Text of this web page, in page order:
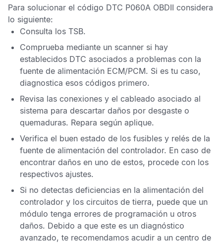
Para solucionar el código DTC P060A OBDII considera
lo siguiente:
Consulta los TSB.
Comprueba mediante un scanner si hay
establecidos DTC asociados a problemas con la
fuente de alimentación ECM/PCM. Si es tu caso,
diagnostica esos códigos primero.
Revisa las conexiones y el cableado asociado al
sistema para descartar daños por desgaste o
quemaduras. Repara según aplique.
Verifica el buen estado de los fusibles y relés de la
fuente de alimentación del controlador. En caso de
encontrar daños en uno de estos, procede con los
respectivos ajustes.
Si no detectas deficiencias en la alimentación del
controlador y los circuitos de tierra, puede que un
módulo tenga errores de programación u otros
daños. Debido a que este es un diagnóstico
avanzado, te recomendamos acudir a un centro de